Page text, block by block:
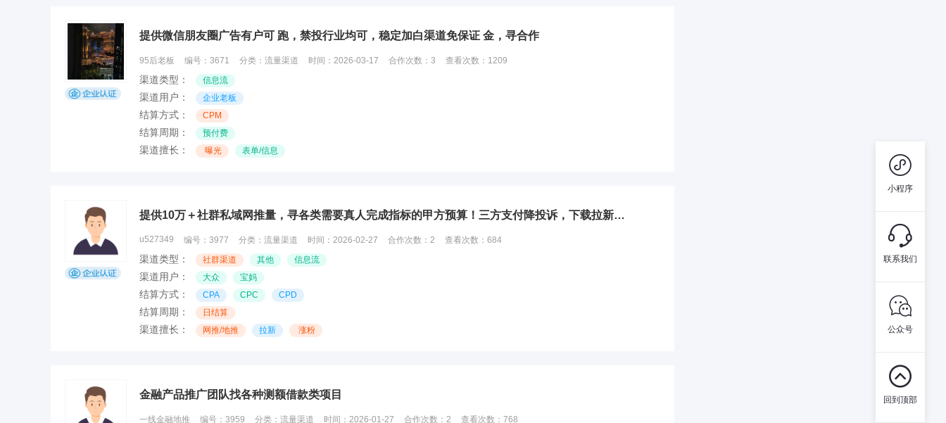
提供微信朋友圈广告有户可 跑，禁投行业均可，稳定加白渠道免保证 金，寻合作
95后老板 编号： 3671 分类： 流量渠道 时间： 2026-03-17 合作次数： 3 查看次数： 1209
渠道类型： 信息流
渠道用户： 企业老板
结算方式： CPM
结算周期： 预付费
渠道擅长： 曝光 表单/信息
提供10万＋社群私域网推量，寻各类需要真人完成指标的甲方预算！三方支付降投诉，下载拉新，小程序授权等业务！
u527349 编号： 3977 分类： 流量渠道 时间： 2026-02-27 合作次数： 2 查看次数： 684
渠道类型： 社群渠道 其他 信息流
渠道用户： 大众 宝妈
结算方式： CPA CPC CPD
结算周期： 日结算
渠道擅长： 网推/地推 拉新 涨粉
金融产品推广团队找各种测额借款类项目
一线金融地推 编号： 3959 分类： 流量渠道 时间： 2026-01-27 合作次数： 2 查看次数： 768

小程序

联系我们

公众号

回到顶部